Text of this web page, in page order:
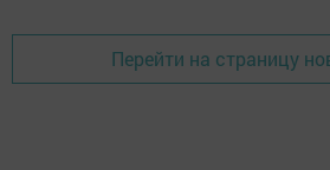
Перейти на страницу